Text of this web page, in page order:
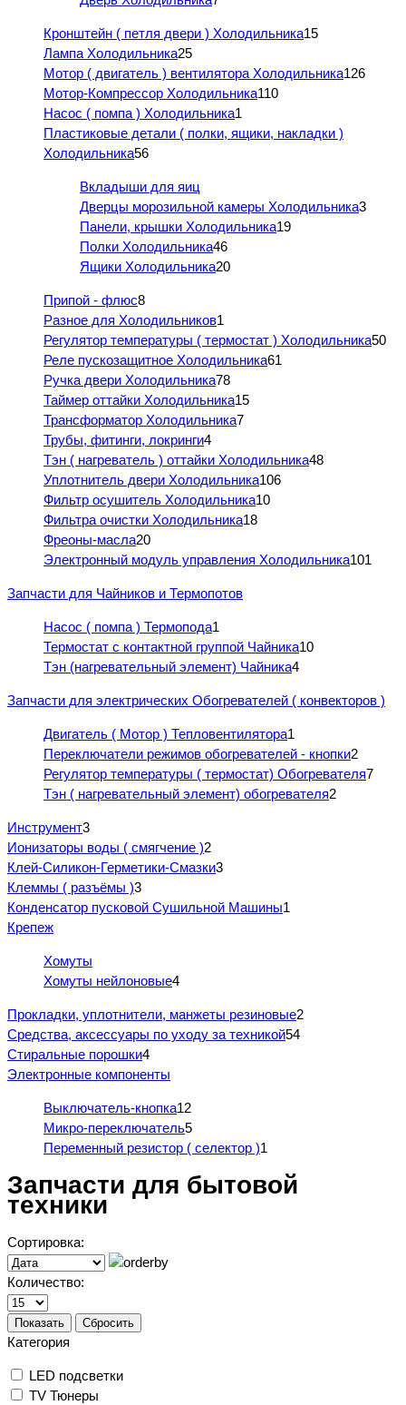
Кронштейн ( петля двери ) Холодильника15
Лампа Холодильника25
Мотор ( двигатель ) вентилятора Холодильника126
Мотор-Компрессор Холодильника110
Насос ( помпа ) Холодильника1
Пластиковые детали ( полки, ящики, накладки )
Холодильника56
Вкладыши для яиц
Дверцы морозильной камеры Холодильника3
Панели, крышки Холодильника19
Полки Холодильника46
Ящики Холодильника20
Припой - флюс8
Разное для Холодильников1
Регулятор температуры ( термостат ) Холодильника50
Реле пускозащитное Холодильника61
Ручка двери Холодильника78
Таймер оттайки Холодильника15
Трансформатор Холодильника7
Трубы, фитинги, локринги4
Тэн ( нагреватель ) оттайки Холодильника48
Уплотнитель двери Холодильника106
Фильтр осушитель Холодильника10
Фильтра очистки Холодильника18
Фреоны-масла20
Электронный модуль управления Холодильника101
Запчасти для Чайников и Термопотов
Насос ( помпа ) Термопода1
Термостат с контактной группой Чайника10
Тэн (нагревательный элемент) Чайника4
Запчасти для электрических Обогревателей ( конвекторов )
Двигатель ( Мотор ) Тепловентилятора1
Переключатели режимов обогревателей - кнопки2
Регулятор температуры ( термостат) Обогревателя7
Тэн ( нагревательный элемент) обогревателя2
Инструмент3
Ионизаторы воды ( смягчение )2
Клей-Силикон-Герметики-Смазки3
Клеммы ( разъёмы )3
Конденсатор пусковой Сушильной Машины1
Крепеж
Хомуты
Хомуты нейлоновые4
Прокладки, уплотнители, манжеты резиновые2
Средства, аксессуары по уходу за техникой54
Стиральные порошки4
Электронные компоненты
Выключатель-кнопка12
Микро-переключатель5
Переменный резистор ( селектор )1
Запчасти для бытовой
техники
Сортировка:
Количество:
Показать Сбросить
Категория
LED подсветки
TV Тюнеры